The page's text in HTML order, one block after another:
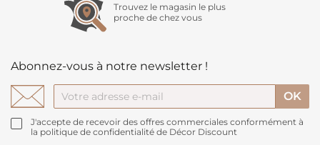
Trouvez le magasin le plus
proche de chez vous
Abonnez-vous à notre newsletter !
J'accepte de recevoir des offres commerciales conformément à
la politique de confidentialité de Décor Discount